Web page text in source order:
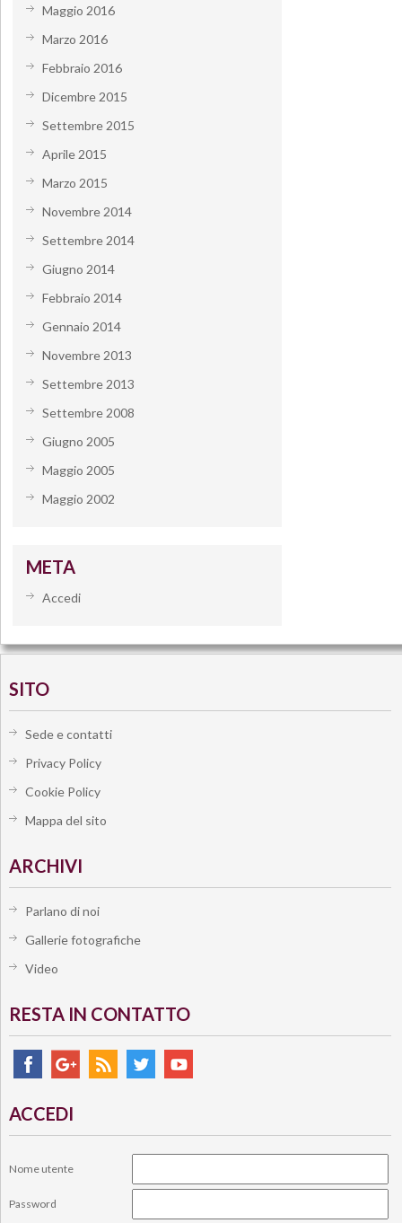
Maggio 2016
Marzo 2016
Febbraio 2016
Dicembre 2015
Settembre 2015
Aprile 2015
Marzo 2015
Novembre 2014
Settembre 2014
Giugno 2014
Febbraio 2014
Gennaio 2014
Novembre 2013
Settembre 2013
Settembre 2008
Giugno 2005
Maggio 2005
Maggio 2002
META
Accedi
SITO
Sede e contatti
Privacy Policy
Cookie Policy
Mappa del sito
ARCHIVI
Parlano di noi
Gallerie fotografiche
Video
RESTA IN CONTATTO
ACCEDI
Nome utente
Password